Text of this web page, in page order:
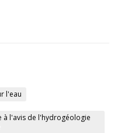
l'eau
à l'avis de l'hydrogéologie